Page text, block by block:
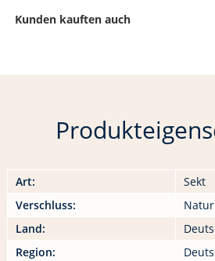
Kunden kauften auch
Art:
Sekt
Verschluss:
Land:
Region: